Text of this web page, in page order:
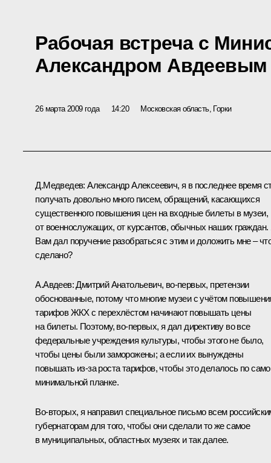
Рабочая встреча с
Александром Авдеевым
26 марта 2009 года 14:20 Московская область, Горки
Д.Медведев: Александр Алексеевич, я в последнее время
получать довольно много писем, обращений, касающихся
существенного повышения цен на входные билеты в музеи,
от военнослужащих, от курсантов, обычных наших
Вам дал поручение разобраться с этим и доложить мне –
сделано?
А.Авдеев: Дмитрий Анатольевич, во‑первых, претензии
обоснованные, потому что многие музеи с учётом
тарифов ЖКХ с перехлёстом начинают повышать цены
на билеты. Поэтому, во‑первых, я дал директиву во все
федеральные учреждения культуры, чтобы этого не было,
чтобы цены были заморожены; а если их вынуждены
повышать из‑за роста тарифов, чтобы это делалось по
минимальной планке.
Во‑вторых, я направил специальное письмо всем
губернаторам для того, чтобы они сделали то же самое
в муниципальных, областных музеях и так далее.